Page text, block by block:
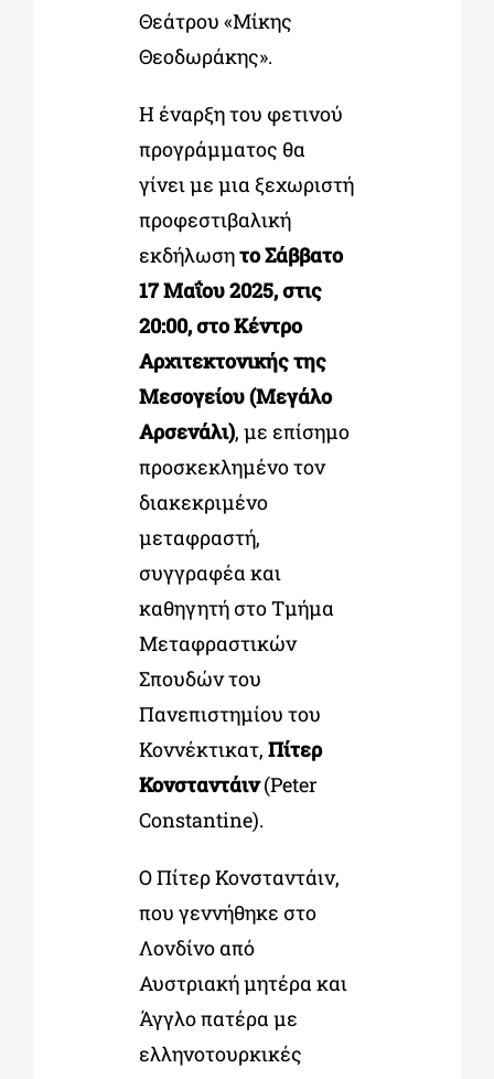
Θεάτρου «Μίκης
Θεοδωράκης».
Η έναρξη του φετινού
προγράμματος θα
γίνει με μια ξεχωριστή
προφεστιβαλική
εκδήλωσητο Σάββατο
17 Μαΐου 2025, στις
20:00, στο Κέντρο
Αρχιτεκτονικής της
Μεσογείου (Μεγάλο
Αρσενάλι), με επίσημο
προσκεκλημένο τον
διακεκριμένο
μεταφραστή,
συγγραφέα και
καθηγητή στο Τµήµα
Μεταφραστικών
Σπουδών του
Πανεπιστημίου του
Κοννέκτικατ, Πίτερ
Κονσταντάιν(Peter
Constantine).
Ο Πίτερ Κονσταντάιν,
που γεννήθηκε στο
Λονδίνο από
Αυστριακή μητέρα και
Άγγλο πατέρα µε
ελληνοτουρκικές